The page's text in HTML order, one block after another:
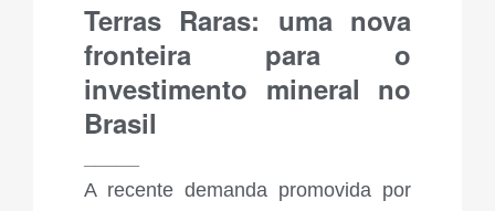
Terras Raras: uma nova
fronteira para o
investimento mineral no
Brasil
A recente demanda promovida por